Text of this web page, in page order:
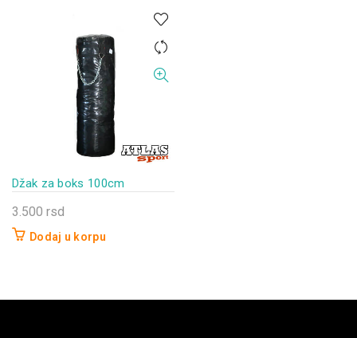
Džak za boks 100cm
3.500 rsd
Dodaj u korpu